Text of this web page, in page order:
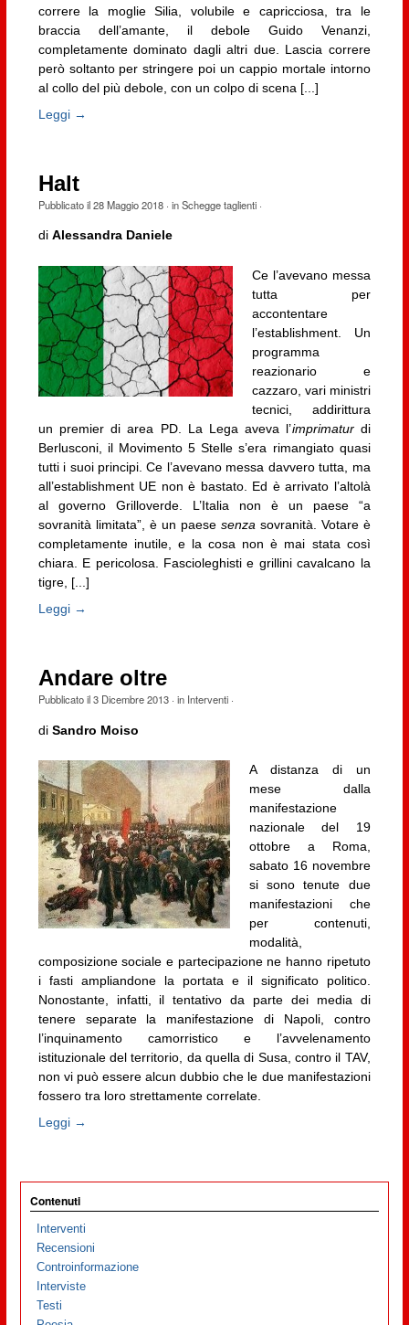
correre la moglie Silia, volubile e capricciosa, tra le
braccia dell’amante, il debole Guido Venanzi,
completamente dominato dagli altri due. Lascia correre
però soltanto per stringere poi un cappio mortale intorno
al collo del più debole, con un colpo di scena [...]
Leggi →
Halt
Pubblicato il28 Maggio 2018· inSchegge taglienti·
di Alessandra Daniele
Ce l’avevano messa
tutta per
accontentare
l’establishment. Un
programma
reazionario e
cazzaro, vari ministri
tecnici, addirittura
un premier di area PD. La Lega aveva l’imprimaturdi
Berlusconi, il Movimento 5 Stelle s’era rimangiato quasi
tutti i suoi principi. Ce l’avevano messa davvero tutta, ma
all’establishment UE non è bastato. Ed è arrivato l’altolà
al governo Grilloverde. L’Italia non è un paese “a
sovranità limitata”, è un paese senza sovranità. Votare è
completamente inutile, e la cosa non è mai stata così
chiara. E pericolosa. Fascioleghisti e grillini cavalcano la
tigre, [...]
Leggi →
Andare oltre
Pubblicato il3 Dicembre 2013· in Interventi·
di Sandro Moiso
A distanza di un
mese dalla
manifestazione
nazionale del 19
ottobre a Roma,
sabato 16 novembre
si sono tenute due
manifestazioni che
per contenuti,
modalità,
composizione sociale e partecipazione ne hanno ripetuto
i fasti ampliandone la portata e il significato politico.
Nonostante, infatti, il tentativo da parte dei media di
tenere separate la manifestazione di Napoli, contro
l’inquinamento camorristico e l’avvelenamento
istituzionale del territorio, da quella di Susa, contro il TAV,
non vi può essere alcun dubbio che le due manifestazioni
fossero tra loro strettamente correlate.
Leggi →
Contenuti
Interventi
Recensioni
Controinformazione
Interviste
Testi